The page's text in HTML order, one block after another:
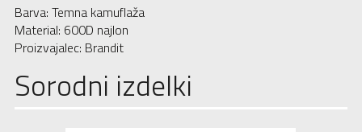
Barva: Temna kamuflaža
Material: 600D najlon
Proizvajalec: Brandit
Sorodni izdelki